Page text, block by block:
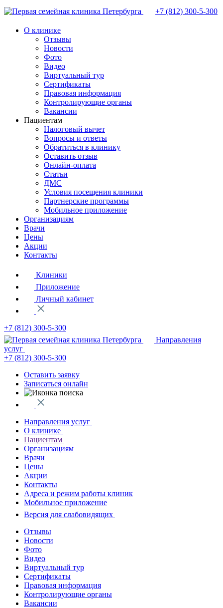
+7 (812) 300-5-300
О клинике
Отзывы
Новости
Фото
Видео
Виртуальный тур
Сертификаты
Правовая информация
Контролирующие органы
Вакансии
Пациентам
Налоговый вычет
Вопросы и ответы
Обратиться в клинику
Оставить отзыв
Онлайн-оплата
Статьи
ДМС
Условия посещения клиники
Партнерские программы
Мобильное приложение
Организациям
Врачи
Цены
Акции
Контакты
Клиники
Приложение
Личный кабинет
+7 (812) 300-5-300
Направления
услуг
+7 (812) 300-5-300
Оставить заявку
Записаться онлайн
Направления услуг
О клинике
Пациентам
Организациям
Врачи
Цены
Акции
Контакты
Адреса и режим работы клиник
Мобильное приложение
Версия для слабовидящих
Отзывы
Новости
Фото
Видео
Виртуальный тур
Сертификаты
Правовая информация
Контролирующие органы
Вакансии